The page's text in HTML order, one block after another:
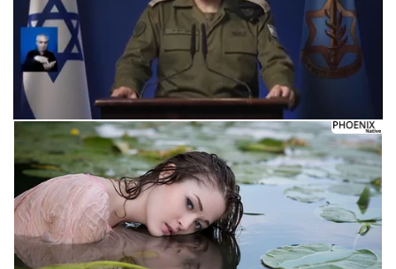
Следующее видео через 5 Отмена